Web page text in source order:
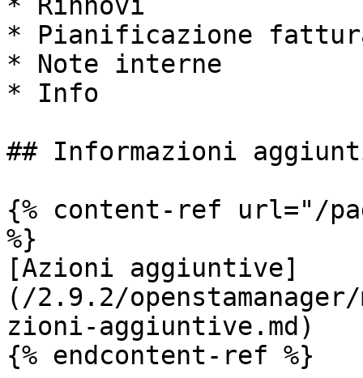
* Pianificazione
* Note interne
* Info
## Informazioni
{% content-ref url="/
%}
[Azioni aggiuntive]
(/2.9.2/
zioni-aggiuntive.md)
{% endcontent-ref %}